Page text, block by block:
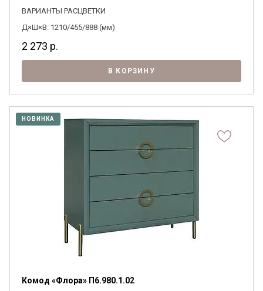
ВАРИАНТЫ РАСЦВЕТКИ
Д×Ш×В: 1210/455/888 (мм)
2 273 р.
В КОРЗИНУ
НОВИНКА
Комод «Флора» П6.980.1.02